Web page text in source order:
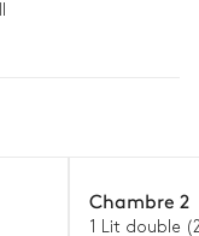
Chambre 2
1 Lit double